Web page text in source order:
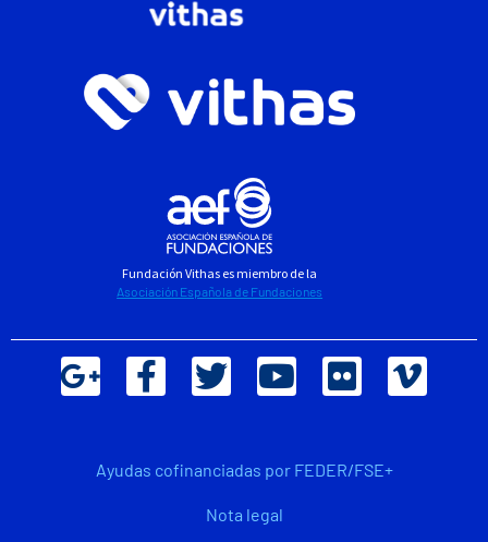
Fundación Vithas es miembro de la
Asociación Española de Fundaciones
Ayudas cofinanciadas por FEDER/FSE+
Nota legal